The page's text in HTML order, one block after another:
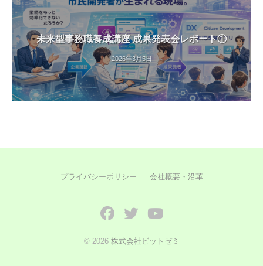
未来型事務職養成講座 成果発表会レポート①
2026年3月5日
プライバシーポリシー 会社概要・沿革
FacebookTwitterYouTube
© 2026 株式会社ビットゼミ